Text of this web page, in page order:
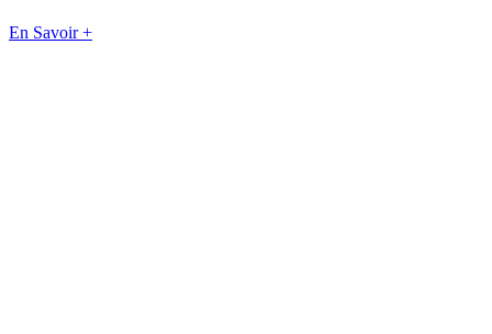
En Savoir +